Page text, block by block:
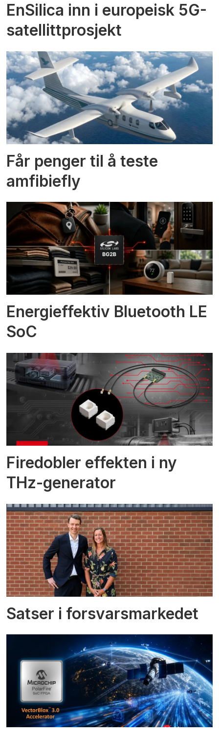
EnSilica inn i europeisk 5G-
satellittprosjekt
Får penger til å teste
amfibiefly
Energieffektiv Bluetooth LE
SoC
Firedobler effekten i ny
THz-generator
Satser i forsvarsmarkedet